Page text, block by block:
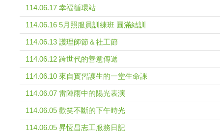
114.06.17 幸福循環站
114.06.16 5月照服員訓練班 圓滿結訓
114.06.13 護理師節＆社工節
114.06.12 跨世代的善意傳遞
114.06.10 來自實習護生的一堂生命課
114.06.07 雷陣雨中的陽光表演
114.06.05 歡笑不斷的下午時光
114.06.05 昇恆昌志工服務日記